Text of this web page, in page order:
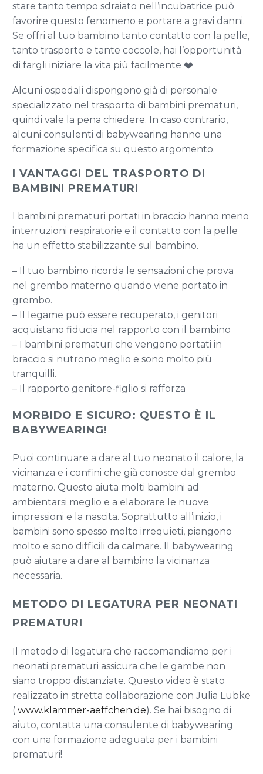
stare tanto tempo sdraiato nell’incubatrice può
favorire questo fenomeno e portare a gravi danni.
Se offri al tuo bambino tanto contatto con la pelle,
tanto trasporto e tante coccole, hai l’opportunità
di fargli iniziare la vita più facilmente ❤️
Alcuni ospedali dispongono già di personale
specializzato nel trasporto di bambini prematuri,
quindi vale la pena chiedere. In caso contrario,
alcuni consulenti di babywearing hanno una
formazione specifica su questo argomento.
I VANTAGGI DEL TRASPORTO DI
BAMBINI PREMATURI
I bambini prematuri portati in braccio hanno meno
interruzioni respiratorie e il contatto con la pelle
ha un effetto stabilizzante sul bambino.
– Il tuo bambino ricorda le sensazioni che prova
nel grembo materno quando viene portato in
grembo.
– Il legame può essere recuperato, i genitori
acquistano fiducia nel rapporto con il bambino
– I bambini prematuri che vengono portati in
braccio si nutrono meglio e sono molto più
tranquilli.
– Il rapporto genitore-figlio si rafforza
MORBIDO E SICURO: QUESTO È IL
BABYWEARING!
Puoi continuare a dare al tuo neonato il calore, la
vicinanza e i confini che già conosce dal grembo
materno. Questo aiuta molti bambini ad
ambientarsi meglio e a elaborare le nuove
impressioni e la nascita. Soprattutto all’inizio, i
bambini sono spesso molto irrequieti, piangono
molto e sono difficili da calmare. Il babywearing
può aiutare a dare al bambino la vicinanza
necessaria.
METODO DI LEGATURA PER NEONATI
PREMATURI
Il metodo di legatura che raccomandiamo per i
neonati prematuri assicura che le gambe non
siano troppo distanziate. Questo video è stato
realizzato in stretta collaborazione con Julia Lübke
( www.klammer-aeffchen.de). Se hai bisogno di
aiuto, contatta una consulente di babywearing
con una formazione adeguata per i bambini
prematuri!